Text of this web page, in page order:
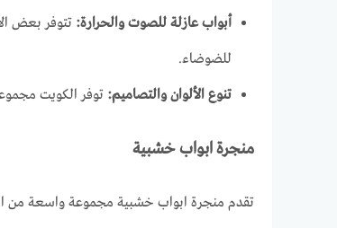
أبواب عازلة للصوت والحرارة: تتوفر بعض
للضوضاء.
تنوع الألوان والتصاميم: توفر الكويت
منجرة ابواب خشبية
تقدم منجرة ابواب خشبية مجموعة واسعة من